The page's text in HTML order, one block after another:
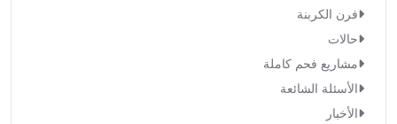
فرن الكربنة
حالات
مشاريع فحم كاملة
الأسئلة الشائعة
الأخبار